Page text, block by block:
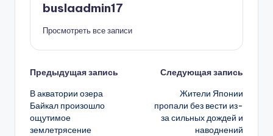
buslaadmin17
Просмотреть все записи
Навигация
записи
Предыдущая запись
В акватории озера
Байкал произошло
ощутимое
землетрясение
Следующая запись
Жители Японии
пропали без вести из-
за сильных дождей и
наводнений